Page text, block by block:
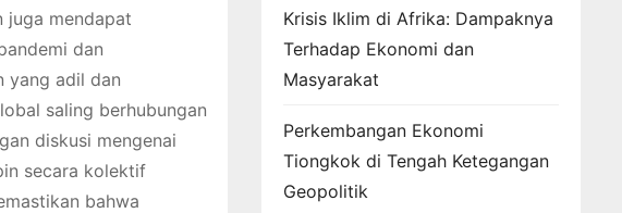
juga mendapat
dan
yang adil dan
saling berhubungan
diskusi mengenai
secara kolektif
bahwa
Krisis Iklim di Afrika: Dampaknya
Terhadap Ekonomi dan
Masyarakat
Perkembangan Ekonomi
Tiongkok di Tengah Ketegangan
Geopolitik